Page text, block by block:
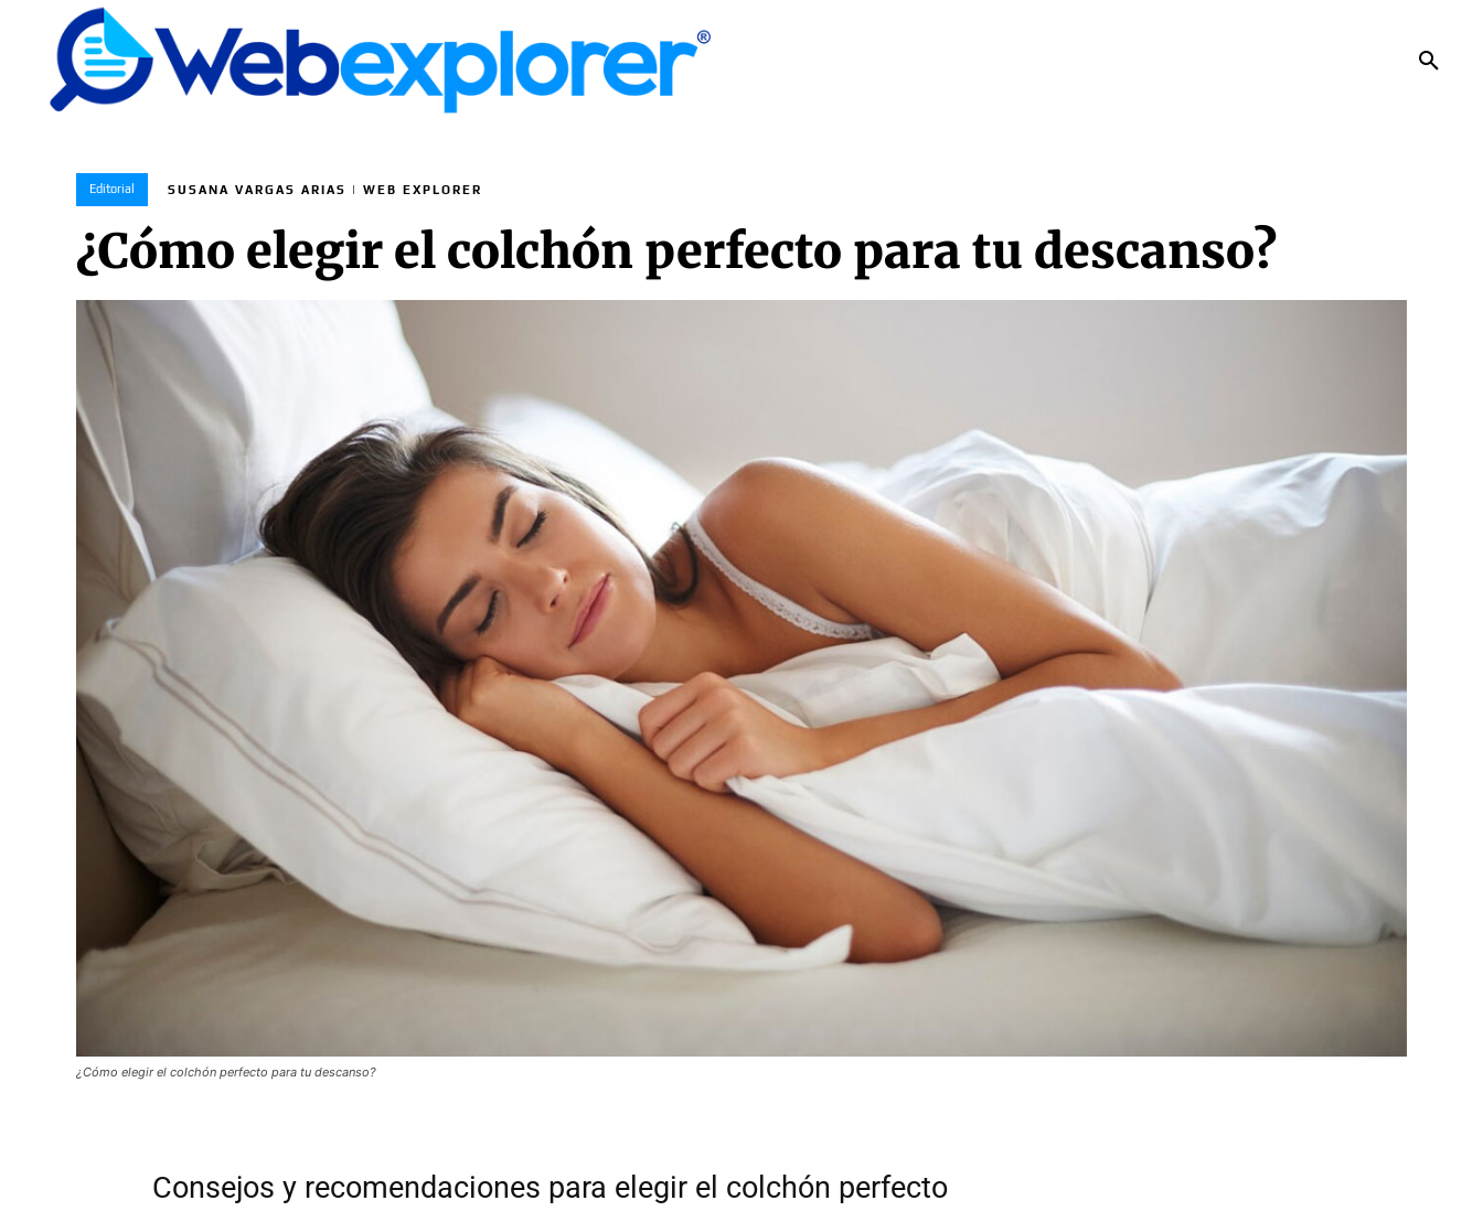
Editorial SUSANA VARGAS ARIAS | WEB EXPLORER
¿Cómo elegir el colchón perfecto para tu descanso?
¿Cómo elegir el colchón perfecto para tu descanso?
Consejos y recomendaciones para elegir el colchón perfecto